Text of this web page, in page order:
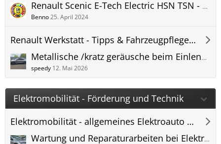
Renault Scenic E-Tech Electric HSN TSN - Kfz Versicherung - Herstellerschlüsselnummer + Typschlüsselnummer - Versicherungseinstufung
Benno25. April 2024
Renault Werkstatt - Tipps & Fahrzeugpflege - Scenic-E-Forum
Metallische /kratz geräusche beim Einlenken nach Rechts
speedy 12. Mai 2026
Elektromobilität - Förderung und Technik
Elektromobilität - allgemeines Elektroauto Forum
Wartung und Reparaturarbeiten bei Elektroautos